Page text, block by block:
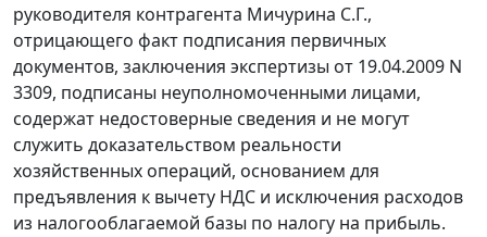
руководителя контрагента Мичурина С.Г.,
отрицающего факт подписания первичных
документов, заключения экспертизы от 19.04.2009 N
3309, подписаны неуполномоченными лицами,
содержат недостоверные сведения и не могут
служить доказательством реальности
хозяйственных операций, основанием для
предъявления к вычету НДС и исключения расходов
из налогооблагаемой базы по налогу на прибыль.